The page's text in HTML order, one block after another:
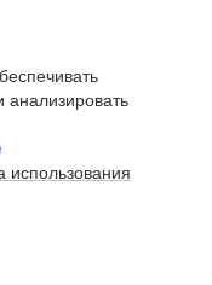
анализировать
использования